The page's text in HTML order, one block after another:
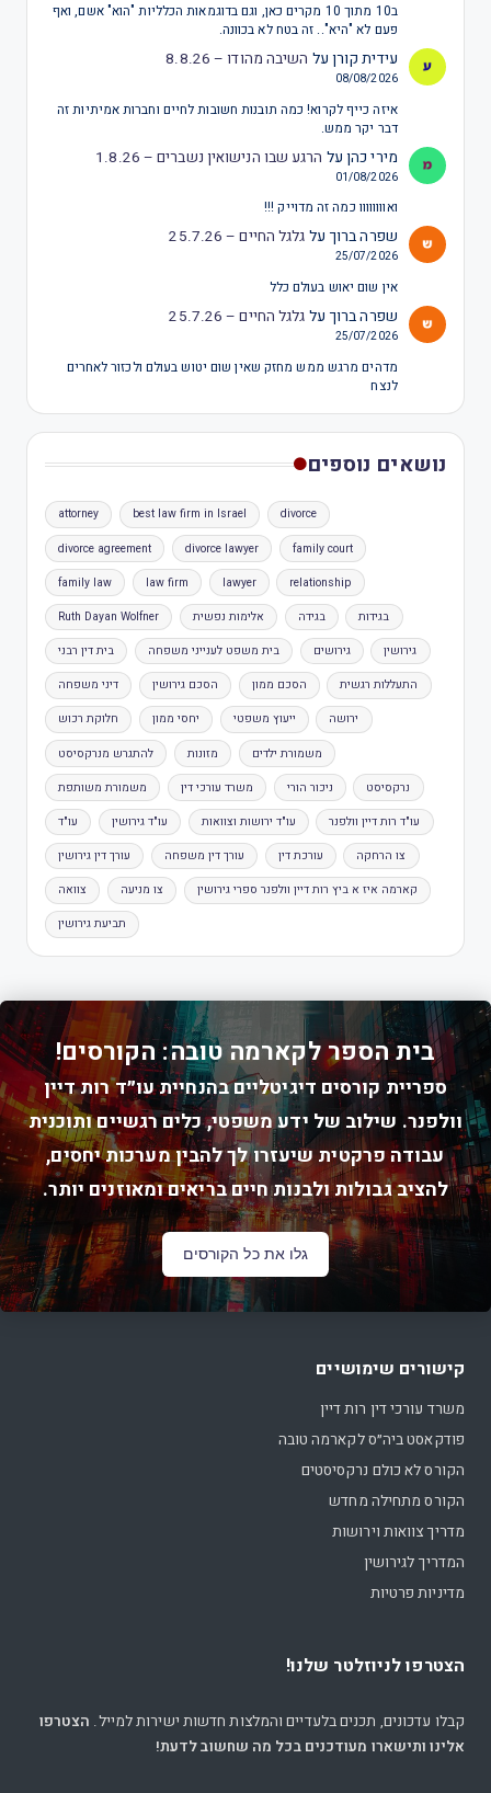
ב10 מתוך 10 מקרים כאן, וגם בדוגמאות הכלליות "הוא" אשם, ואף
פעם לא "היא".. זה בטח לא בכוונה.
עידית קורן על השיבה מהודו – 8.8.26
08/08/2026
איזה כייף לקרוא! כמה תובנות חשובות לחיים וחברות אמיתיות זה
דבר יקר ממש.
מירי כהן על הרגע שבו הנישואין נשברים – 1.8.26
01/08/2026
ואוווווווו כמה זה מדוייק !!!
שפרה ברוך על גלגל החיים – 25.7.26
25/07/2026
אין שום יאוש בעולם כלל
שפרה ברוך על גלגל החיים – 25.7.26
25/07/2026
מדהים מרגש ממש מחזק שאין שום יטוש בעולם ולכזור לאחרים
לנצח
נושאים נוספים
attorney best law firm in Israel divorce
divorce agreement divorce lawyer family court
family law law firm lawyer relationship
Ruth Dayan Wolfner אלימות נפשית בגידה בגידות
בית דין רבני בית משפט לענייני משפחה גירושים גירושין
דיני משפחה הסכם גירושין הסכם ממון התעללות רגשית
חלוקת רכוש יחסי ממון ייעוץ משפטי ירושה
להתגרש מנרקסיסט מזונות משמורת ילדים
משמורת משותפת משרד עורכי דין ניכור הורי נרקסיסט
עו"ד עו"ד גירושין עו"ד ירושות וצוואות עו"ד רות דיין וולפנר
עורך דין גירושין עורך דין משפחה עורכת דין צו הרחקה
צוואה צו מניעה קארמה איז א ביץ רות דיין וולפנר ספרי גירושין
תביעת גירושין
בית הספר לקארמה טובה: הקורסים!
ספריית קורסים דיגיטליים בהנחיית עו״ד רות דיין
וולפנר. שילוב של ידע משפטי, כלים רגשיים ותוכנית
עבודה פרקטית שיעזרו לך להבין מערכות יחסים,
להציב גבולות ולבנות חיים בריאים ומאוזנים יותר.
גלו את כל הקורסים
קישורים שימושיים
משרד עורכי דין רות דיין
פודקאסט ביה״ס לקארמה טובה
הקורס לא כולם נרקסיסטים
הקורס מתחילה מחדש
מדריך צוואות וירושות
המדריך לגירושין
מדיניות פרטיות
הצטרפו לניוזלטר שלנו!
קבלו עדכונים, תכנים בלעדיים והמלצות חדשות ישירות למייל. הצטרפו
אלינו ותישארו מעודכנים בכל מה שחשוב לדעת!